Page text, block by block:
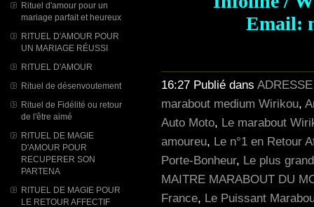
Rituel d'amour pour un
mariage parfait et heureux
RITUEL D'AMOUR POUR
UN MARIAGE RÉUSSI
RITUEL D'AMOUR
Rituel de désenvoutement
Rituel de Fidélité ou retour
de l'être aimé
RITUEL DE MAGIE
D'AMOUR POUR
RECUPERER SON
PARTENA
RITUEL DE MAGIE POUR
LE RETOUR AFFECTIF
Email:
16:27 Publié dans
marabout medium Wirikou,
Auto Moto, Le marabout
amoureu, Le n°1 en Retour
Porte-Bonheur, Le plus
MAITRE MARABOUT DU
France, Le Puissant